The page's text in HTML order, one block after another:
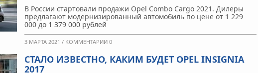
В России стартовали продажи Opel Combo Cargo 2021. Дилеры
предлагают модернизированный автомобиль по цене от 1 229
000 до 1 379 000 рублей
3 МАРТА 2021 / КОММЕНТАРИИ 0
СТАЛО ИЗВЕСТНО, КАКИМ БУДЕТ OPEL INSIGNIA
2017